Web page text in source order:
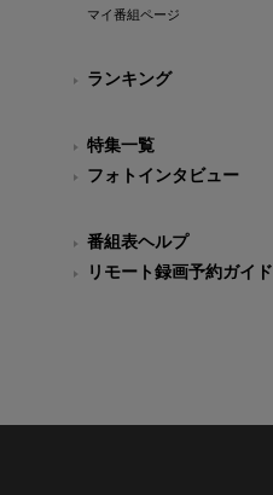
マイ番組ページ
ランキング
特集一覧
フォトインタビュー
番組表ヘルプ
リモート録画予約ガイド